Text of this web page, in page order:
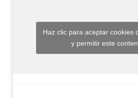
Haz clic para aceptar cookies
y permitir este